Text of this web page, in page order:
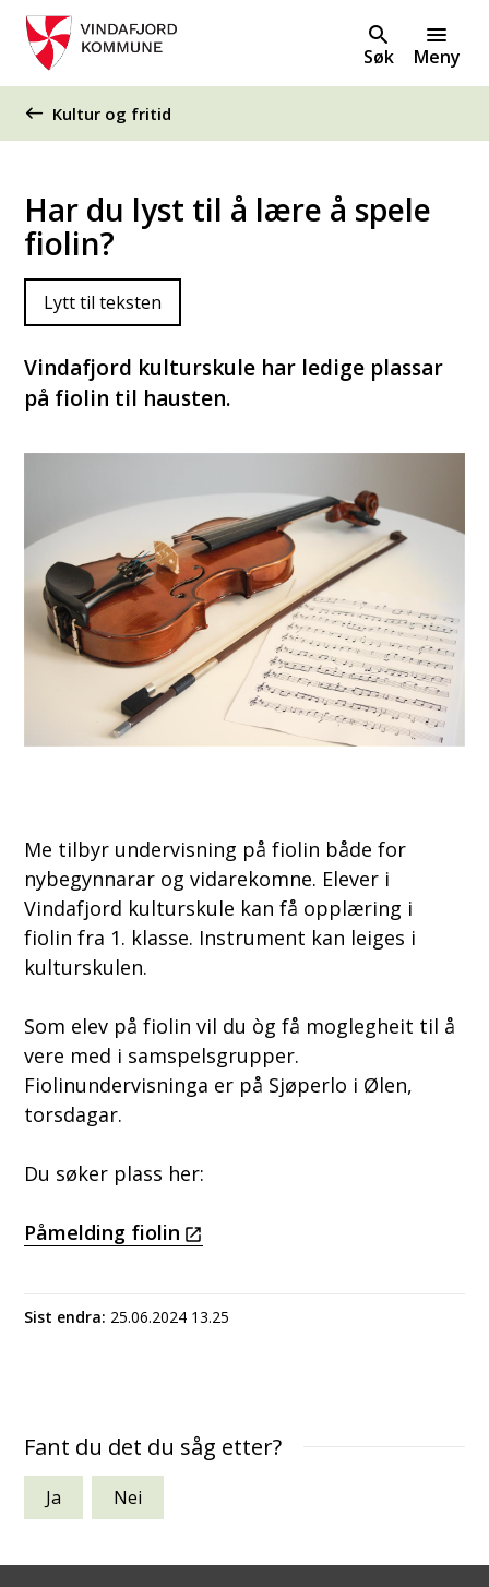
Søk Meny
Du er her:
Kultur og fritid
Har du lyst til å lære å spele
fiolin?
Lytt til teksten
Vindafjord kulturskule har ledige plassar
på fiolin til hausten.
Me tilbyr undervisning på fiolin både for
nybegynnarar og vidarekomne. Elever i
Vindafjord kulturskule kan få opplæring i
fiolin fra 1. klasse. Instrument kan leiges i
kulturskulen.
Som elev på fiolin vil du òg få moglegheit til å
vere med i samspelsgrupper.
Fiolinundervisninga er på Sjøperlo i Ølen,
torsdagar.
Du søker plass her:
Påmelding fiolin
Sist endra 25.06.2024 13.25
Fant du det du såg etter?
Ja Nei